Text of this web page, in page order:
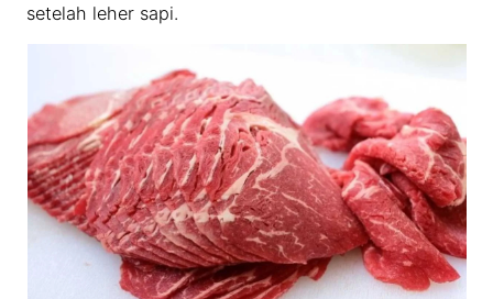
setelah leher sapi.